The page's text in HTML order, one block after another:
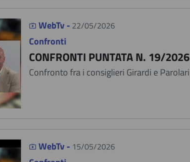
WebTv - 22/05/2026
Confronti
CONFRONTI PUNTATA N. 19/2026
Confronto fra i consiglieri Girardi e Parolari
WebTv - 15/05/2026